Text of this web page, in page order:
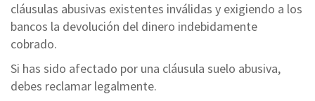
cláusulas abusivas existentes inválidas y exigiendo a los
bancos la devolución del dinero indebidamente
cobrado.
Si has sido afectado por una cláusula suelo abusiva,
debes reclamar legalmente.